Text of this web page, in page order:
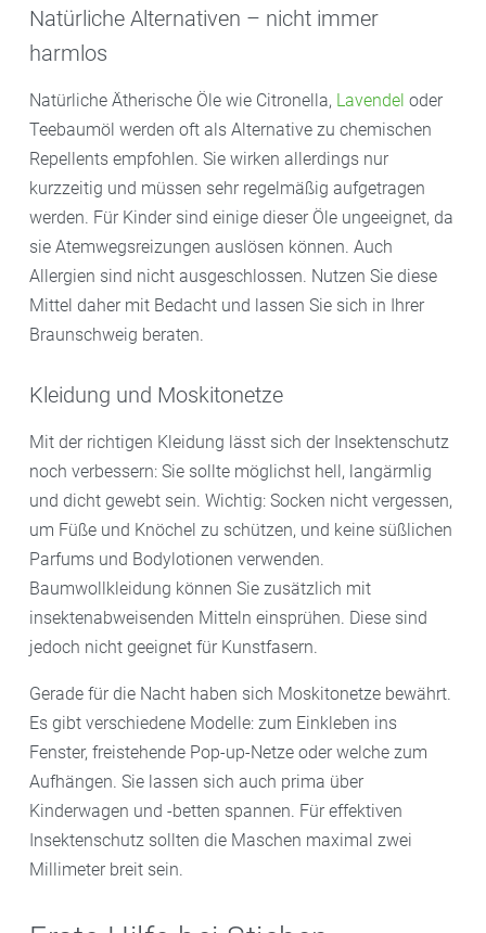
Natürliche Alternativen – nicht immer
harmlos
Natürliche Ätherische Öle wie Citronella, Lavendel oder
Teebaumöl werden oft als Alternative zu chemischen
Repellents empfohlen. Sie wirken allerdings nur
kurzzeitig und müssen sehr regelmäßig aufgetragen
werden. Für Kinder sind einige dieser Öle ungeeignet, da
sie Atemwegsreizungen auslösen können. Auch
Allergien sind nicht ausgeschlossen. Nutzen Sie diese
Mittel daher mit Bedacht und lassen Sie sich in Ihrer
Braunschweig beraten.
Kleidung und Moskitonetze
Mit der richtigen Kleidung lässt sich der Insektenschutz
noch verbessern: Sie sollte möglichst hell, langärmlig
und dicht gewebt sein. Wichtig: Socken nicht vergessen,
um Füße und Knöchel zu schützen, und keine süßlichen
Parfums und Bodylotionen verwenden.
Baumwollkleidung können Sie zusätzlich mit
insektenabweisenden Mitteln einsprühen. Diese sind
jedoch nicht geeignet für Kunstfasern.
Gerade für die Nacht haben sich Moskitonetze bewährt.
Es gibt verschiedene Modelle: zum Einkleben ins
Fenster, freistehende Pop-up-Netze oder welche zum
Aufhängen. Sie lassen sich auch prima über
Kinderwagen und -betten spannen. Für effektiven
Insektenschutz sollten die Maschen maximal zwei
Millimeter breit sein.